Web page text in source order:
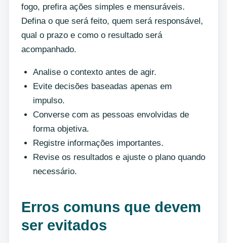
fogo, prefira ações simples e mensuráveis.
Defina o que será feito, quem será responsável,
qual o prazo e como o resultado será
acompanhado.
Analise o contexto antes de agir.
Evite decisões baseadas apenas em
impulso.
Converse com as pessoas envolvidas de
forma objetiva.
Registre informações importantes.
Revise os resultados e ajuste o plano quando
necessário.
Erros comuns que devem
ser evitados